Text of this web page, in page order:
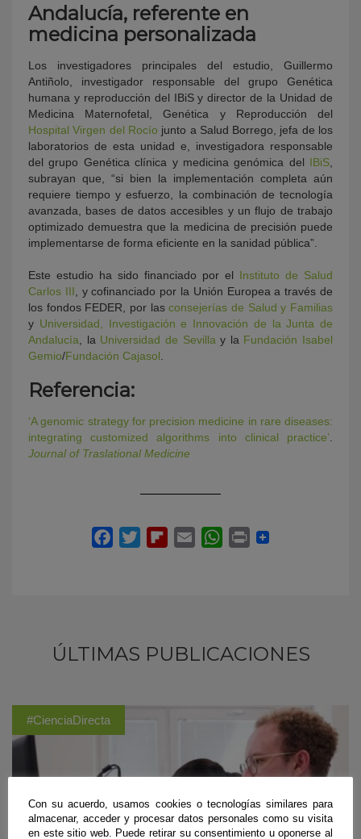
Andalucía, referente en
medicina personalizada
Los investigadores principales del estudio, Guillermo
Antiñolo, investigador responsable del grupo Genética
humana y reproducción del IBiS y director de la Unidad de
Medicina Maternofetal, Genética y Reproducción del
Hospital Virgen del Rocío junto a Salud Borrego, jefa de los
laboratorios de esta unidad e, investigadora responsable
del grupo Genética clínica y medicina genómica del IBiS
subrayan que, “si bien la implementación completa aún
requiere tiempo y esfuerzo, la combinación de tecnología
avanzada, bases de datos accesibles y un flujo de trabajo
optimizado demuestra que la medicina de precisión puede
implementarse de forma eficiente en la sanidad pública”.
Este estudio ha sido financiado por el Instituto de Salud
Carlos III , y cofinanciado por la Unión Europea a través de
los fondos FEDER, por lasconsejerías de Salud y Familias
y Universidad, Investigación e Innovación de la Junta de
Andalucía , la Universidad de Sevilla y la Fundación Isabel
Gemio/Fundación Cajasol
Referencia:
‘A genomic strategy for precision medicine in rare diseases:
integrating customized algorithms into clinical practice’
Journal of Traslational Medicine
ÚLTIMAS PUBLICACIONES
#CienciaDirecta
Con su acuerdo, usamos cookies o tecnologías similares para
almacenar, acceder y procesar datos personales como su visita
en este sitio web. Puede retirar su consentimiento u oponerse al